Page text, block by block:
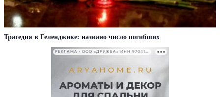
Трагедия в Геленджике: названо число погибших
РЕКЛАМА • ООО «ДРУЖБА» ИНН 9704146411